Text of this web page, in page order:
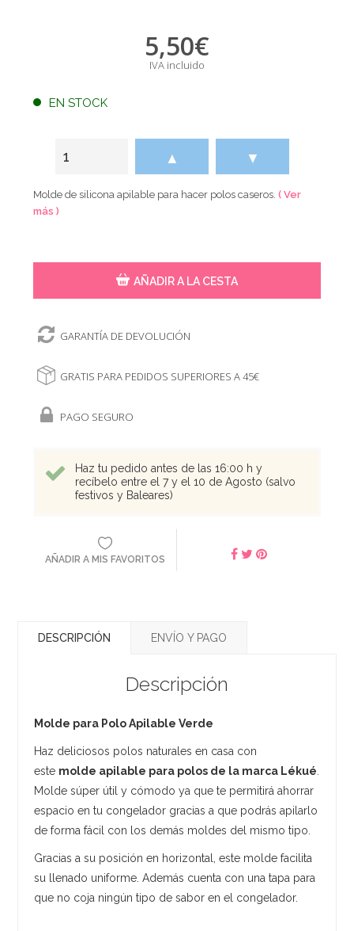
5,50€
IVA incluido
EN STOCK
▲ ▼
Molde de silicona apilable para hacer polos caseros.( Ver
más )
AÑADIR A LA CESTA
GARANTÍA DE DEVOLUCIÓN
GRATIS PARA PEDIDOS SUPERIORES A 45€
PAGO SEGURO
Haz tu pedido antes de las 16:00 h y
recíbelo entre el 7 y el 10 de Agosto (salvo
festivos y Baleares)
AÑADIR A MIS FAVORITOS
DESCRIPCIÓN ENVÍO Y PAGO
Descripción
Molde para Polo Apilable Verde
Haz deliciosos polos naturales en casa con
este molde apilable para polos de la marca Lékué
Molde súper útil y cómodo ya que te permitirá ahorrar
espacio en tu congelador gracias a que podrás apilarlo
de forma fácil con los demás moldes del mismo tipo.
Gracias a su posición en horizontal, este molde facilita
su llenado uniforme. Además cuenta con una tapa para
que no coja ningún tipo de sabor en el congelador.